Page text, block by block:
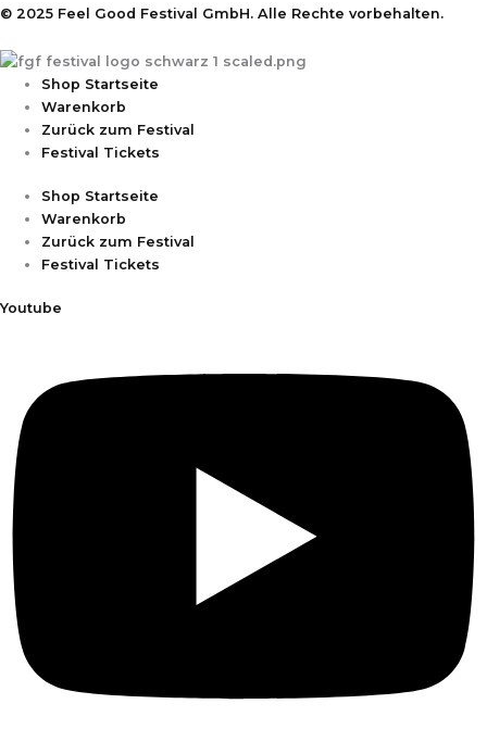
© 2025 Feel Good Festival GmbH. Alle Rechte vorbehalten.
Shop Startseite
Warenkorb
Zurück zum Festival
Festival Tickets
Shop Startseite
Warenkorb
Zurück zum Festival
Festival Tickets
Youtube